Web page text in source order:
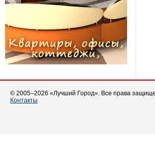
© 2005–2026 «Лучший Город». Все права
Контакты